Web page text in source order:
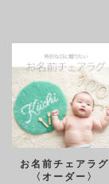
お名前チェアラグ
〈オーダー〉